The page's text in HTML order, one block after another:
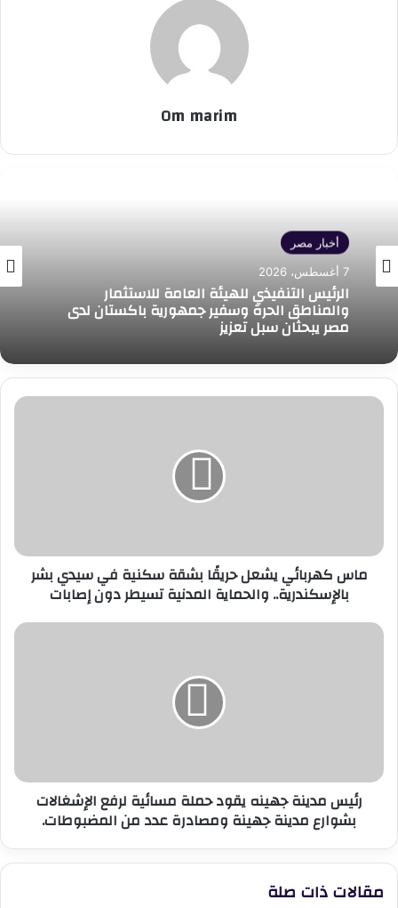
Om marim
أخبار مصر
7 أغسطس، 2026
الرئيس التنفيذي للهيئة العامة للاستثمار
والمناطق الحرة وسفير جمهورية باكستان لدى
مصر يبحثان سبل تعزيز
ماس
بشر
بالإسكندرية..
والحماية
تسيطر
ماس كهربائي يشعل حريقًا بشقة سكنية في سيدي بشر
بالإسكندرية.. والحماية المدنية تسيطر دون إصابات
رئيس
بشوارع
مدينة
المضبوطات.
رئيس مدينة جهينه يقود حملة مسائية لرفع الإشغالات
بشوارع مدينة جهينة ومصادرة عدد من المضبوطات.
مقالات ذات صلة